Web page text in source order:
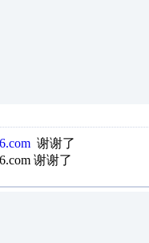
谢谢了
谢谢了